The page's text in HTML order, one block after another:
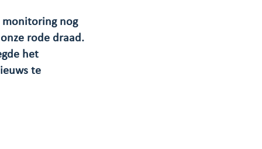
monitoring nog
rode draad.
het
te